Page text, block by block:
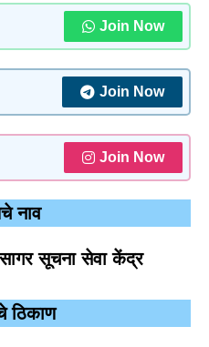
Join Now
Join Now
Join Now
नाव
सूचना सेवा केंद्र
ठिकाण